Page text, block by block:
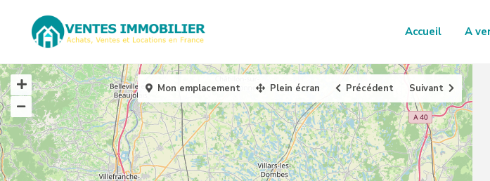
Accueil A
Mon emplacement Plein écran Précédent Suivant